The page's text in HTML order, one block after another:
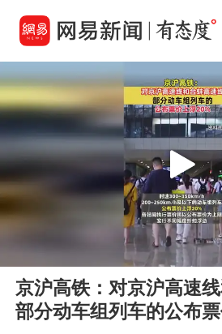
Play
京沪高铁：对京沪高速
部分动车组列车的公布